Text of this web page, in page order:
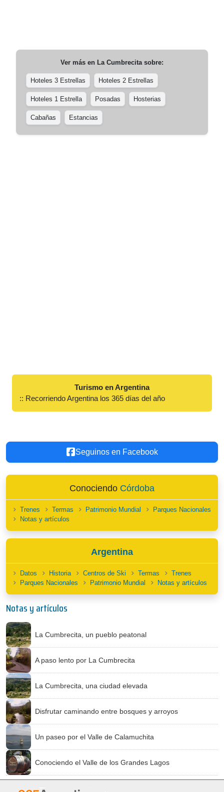
Ver más en La Cumbrecitasobre:
Hoteles 3 Estrellas Hoteles 2 Estrellas
Hoteles 1 Estrella Posadas Hosterias
Cabañas Estancias
Turismo en Argentina
:: Recorriendo Argentina los 365 días del año
Seguinos en Facebook
Conociendo Córdoba
Trenes Termas Patrimonio Mundial
Parques Nacionales
Notas y artículos
Argentina
Datos Historia Centros de Ski Termas
Trenes
Parques Nacionales
Patrimonio Mundial Notas y artículos
Notas y artículos
La Cumbrecita, un pueblo peatonal
A paso lento por La Cumbrecita
La Cumbrecita, una ciudad elevada
Disfrutar caminando entre bosques y arroyos
Un paseo por el Valle de Calamuchita
Conociendo el Valle de los Grandes Lagos